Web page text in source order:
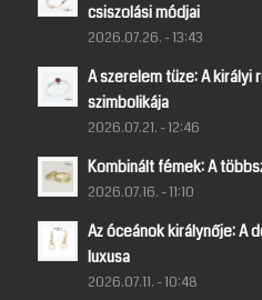
csiszolási módjai
2026.07.26. - 13:43
A szerelem tüze: A királyi
szimbolikája
2026.07.21. - 12:46
Kombinált fémek: A
2026.07.16. - 11:10
Az óceánok királynője: A
luxusa
2026.07.11. - 10:48